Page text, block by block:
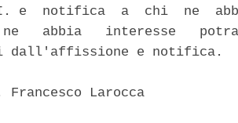
e  notifica  a  chi  ne
ne   abbia   interesse
dall'affissione e notifica.
Francesco Larocca